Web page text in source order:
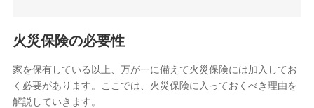
電話対応の品質向上およびお問合せ内容の正確な把握のため
6.採用応募者の個人情報
採用選考および入社手続を実施するため
火災保険の必要性
家を保有している以上、万が一に備えて火災保険には加入してお
く必要があります。ここでは、火災保険に入っておくべき理由を
解説していきます。